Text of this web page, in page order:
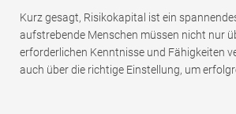
Kurz gesagt, Risikokapital ist ein
aufstrebende Menschen müssen nicht nur
erforderlichen Kenntnisse und Fähigkeiten
auch über die richtige Einstellung, um